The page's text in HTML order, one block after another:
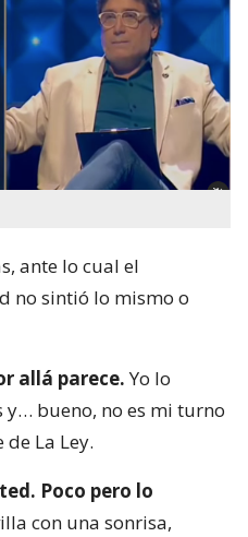
ante lo cual el
no sintió lo mismo o
allá parece.Yo lo
y… bueno, no es mi turno
La Ley.
Poco pero lo
con una sonrisa,